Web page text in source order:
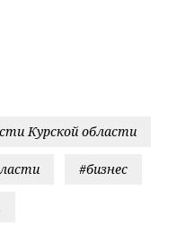
Курской области
#бизнес